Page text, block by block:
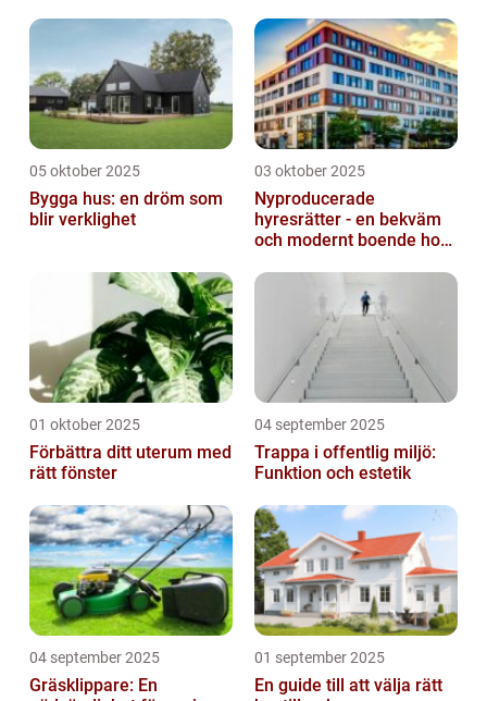
05 oktober 2025
Bygga hus: en dröm som
blir verklighet
03 oktober 2025
Nyproducerade
hyresrätter - en bekväm
och modernt boende hos
nyproduktion
01 oktober 2025
Förbättra ditt uterum med
rätt fönster
04 september 2025
Trappa i offentlig miljö:
Funktion och estetik
04 september 2025
Gräsklippare: En
01 september 2025
En guide till att välja rätt